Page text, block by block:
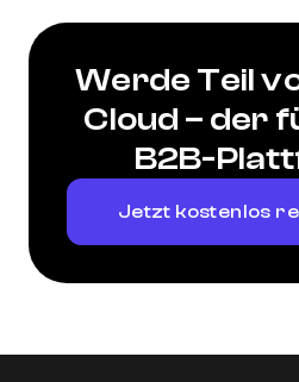
Werde Teil
Cloud – der
B2B-
Jetzt kostenlos